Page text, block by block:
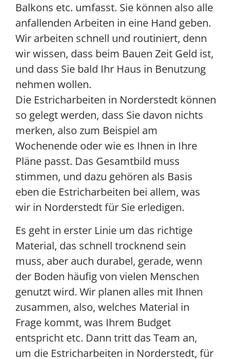
Balkons etc. umfasst. Sie können also alle
anfallenden Arbeiten in eine Hand geben.
Wir arbeiten schnell und routiniert, denn
wir wissen, dass beim Bauen Zeit Geld ist,
und dass Sie bald Ihr Haus in Benutzung
nehmen wollen.
Die Estricharbeiten in Norderstedt können
so gelegt werden, dass Sie davon nichts
merken, also zum Beispiel am
Wochenende oder wie es Ihnen in Ihre
Pläne passt. Das Gesamtbild muss
stimmen, und dazu gehören als Basis
eben die Estricharbeiten bei allem, was
wir in Norderstedt für Sie erledigen.
Es geht in erster Linie um das richtige
Material, das schnell trocknend sein
muss, aber auch durabel, gerade, wenn
der Boden häufig von vielen Menschen
genutzt wird. Wir planen alles mit Ihnen
zusammen, also, welches Material in
Frage kommt, was Ihrem Budget
entspricht etc. Dann tritt das Team an,
um die Estricharbeiten in Norderstedt, für